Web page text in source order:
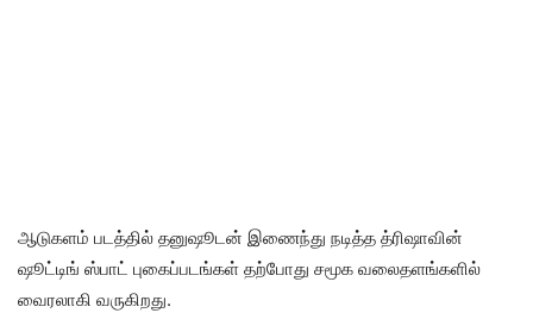
ஆடுகளம் படத்தில் தனுஷூடன் இணைந்து நடித்த த்ரிஷாவின்
ஷூட்டிங் ஸ்பாட் புகைப்படங்கள் தற்போது சமூக வலைதளங்களில்
வைரலாகி வருகிறது.